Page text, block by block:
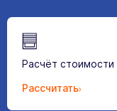
Расчёт
Рассчитать